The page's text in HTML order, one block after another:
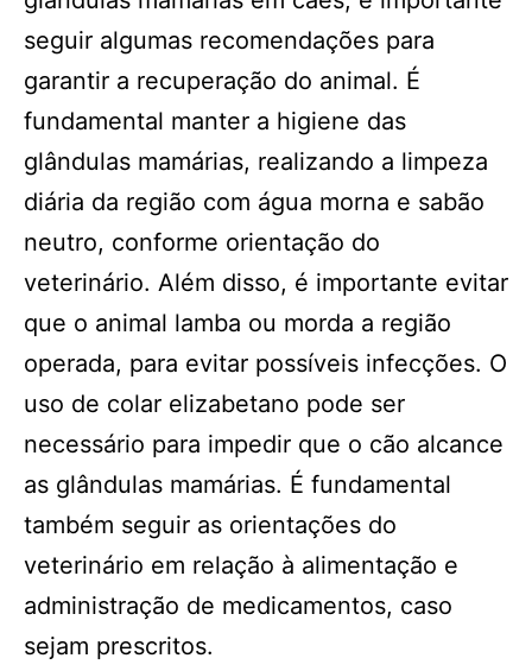
seguir algumas recomendações para
garantir a recuperação do animal. É
fundamental manter a higiene das
glândulas mamárias, realizando a limpeza
diária da região com água morna e sabão
neutro, conforme orientação do
veterinário. Além disso, é importante evitar
que o animal lamba ou morda a região
operada, para evitar possíveis infecções. O
uso de colar elizabetano pode ser
necessário para impedir que o cão alcance
as glândulas mamárias. É fundamental
também seguir as orientações do
veterinário em relação à alimentação e
administração de medicamentos, caso
sejam prescritos.